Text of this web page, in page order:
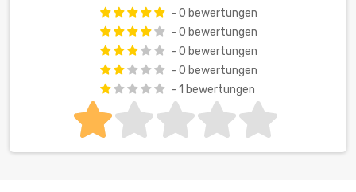
- 0 bewertungen
- 0 bewertungen
- 0 bewertungen
- 0 bewertungen
- 1 bewertungen